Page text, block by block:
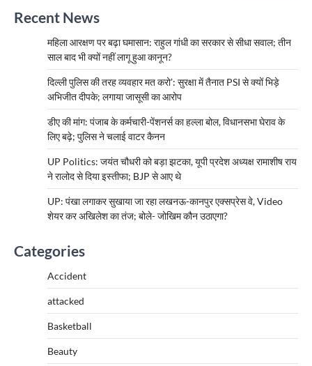
Recent News
महिला आरक्षण पर बढ़ा घमासान: राहुल गांधी का सरकार से सीधा सवाल; तीन
साल बाद भी क्यों नहीं लागू हुआ कानून?
दिल्ली पुलिस की तरह व्यवहार मत करो’: सुरक्षा में तैनात PSI से क्यों भिड़े
अभिजीत दीपके; लगाया जासूसी का आरोप
डीए की मांग: पंजाब के कर्मचारी-पेंशनर्स का हल्ला बोल, विधानसभा घेराव के
लिए बढ़े; पुलिस ने चलाई वाटर कैनन
UP Politics: जयंत चौधरी को बड़ा झटका, यूपी प्रदेश अध्यक्ष रामाशीष राय
ने रालोद से दिया इस्तीफा; BJP से आए थे
UP: पंखा लगाकर सुखाया जा रहा लखनऊ-कानपुर एक्सप्रेस वे, Video
शेयर कर अखिलेश का तंज; बोले- जोखिम कौन उठाएगा?
Categories
Accident
attacked
Basketball
Beauty